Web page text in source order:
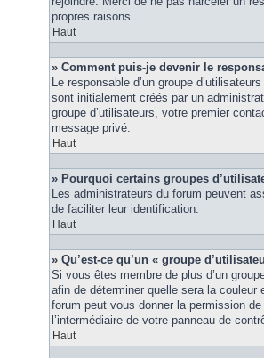
propres raisons.
Haut
» Comment puis-je devenir le
Le responsable d’un groupe
sont initialement créés par un
groupe d’utilisateurs, votre premier
message privé.
Haut
» Pourquoi certains groupes
Les administrateurs du forum peuvent
de faciliter leur identification.
Haut
» Qu’est-ce qu’un « groupe
Si vous êtes membre de plus d’un
afin de déterminer quelle sera la couleur
forum peut vous donner la permission
l’intermédiaire de votre panneau de
Haut